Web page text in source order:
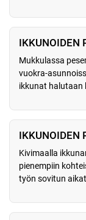
IKKUNOIDEN
Mukkulassa
vuokra-
ikkunat halutaan
IKKUNOIDEN
Kivimaalla
pienempiin
työn sovitun